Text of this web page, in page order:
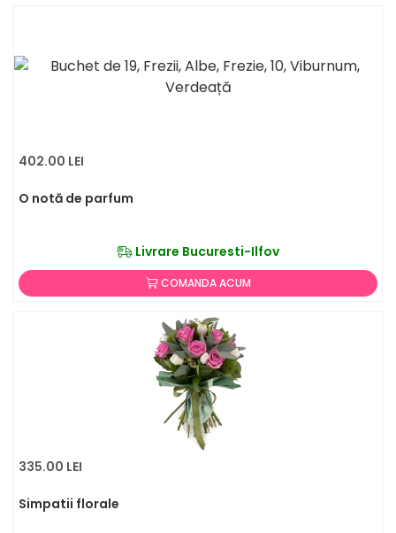
402.00 LEI
O notă de parfum
Livrare Bucuresti-Ilfov
COMANDA ACUM
335.00 LEI
Simpatii florale